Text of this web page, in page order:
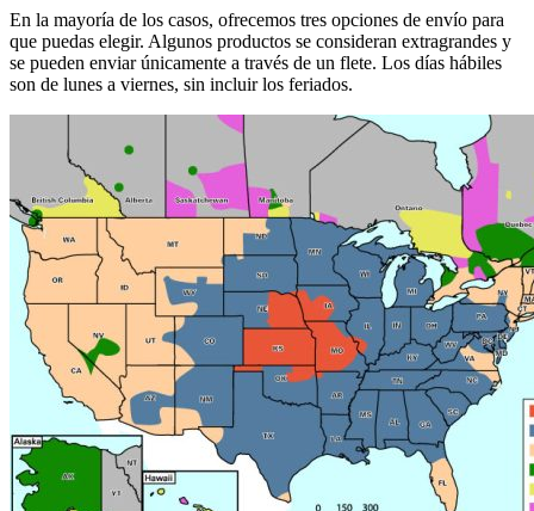
En la mayoría de los casos, ofrecemos tres opciones de envío para
que puedas elegir. Algunos productos se consideran extragrandes y
se pueden enviar únicamente a través de un flete. Los días hábiles
son de lunes a viernes, sin incluir los feriados.